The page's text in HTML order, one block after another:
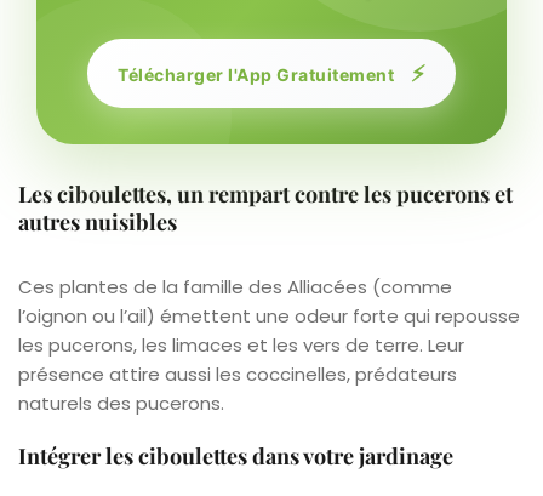
Télécharger l'App Gratuitement ⚡
Les ciboulettes, un rempart contre les pucerons et
autres nuisibles
Ces plantes de la famille des Alliacées (comme
l’oignon ou l’ail) émettent une odeur forte qui repousse
les pucerons, les limaces et les vers de terre. Leur
présence attire aussi les coccinelles, prédateurs
naturels des pucerons.
Intégrer les ciboulettes dans votre jardinage